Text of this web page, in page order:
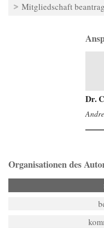
Mitgliedschaft
Dr.
Organisationen des